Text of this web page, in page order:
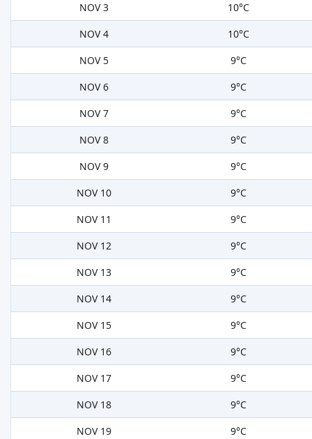
NOV 3
10°C
NOV 4
10°C
NOV 5
9°C
NOV 6
9°C
NOV 7
9°C
NOV 8
9°C
NOV 9
9°C
NOV 10
9°C
NOV 11
9°C
NOV 12
9°C
NOV 13
9°C
NOV 14
9°C
NOV 15
9°C
NOV 16
9°C
NOV 17
9°C
NOV 18
9°C
NOV 19
9°C